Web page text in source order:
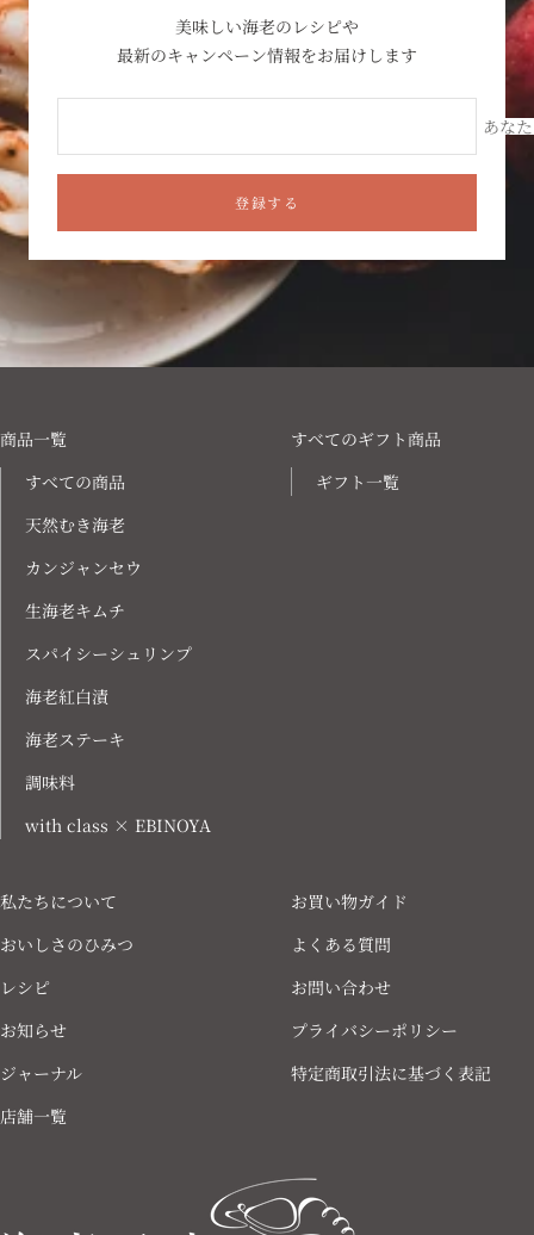
美味しい海老のレシピや
最新のキャンペーン情報をお届けします
あな
登録する
商品一覧
すべての商品
天然むき海老
カンジャンセウ
生海老キムチ
スパイシーシュリンプ
海老紅白漬
海老ステーキ
調味料
with class × EBINOYA
すべてのギフト商品
ギフト一覧
私たちについて
おいしさのひみつ
レシピ
お知らせ
ジャーナル
店舗一覧
お買い物ガイド
よくある質問
お問い合わせ
プライバシーポリシー
特定商取引法に基づく表記